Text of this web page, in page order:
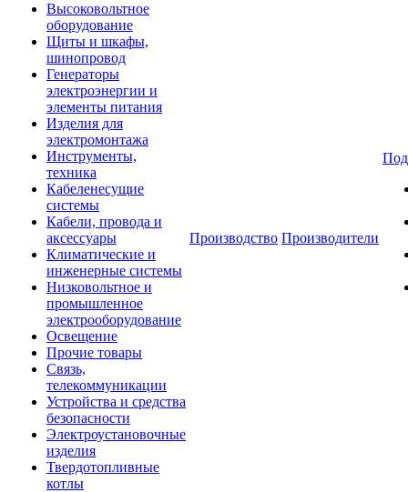
Высоковольтное
оборудование
Щиты и шкафы,
шинопровод
Генераторы
электроэнергии и
элементы питания
Изделия для
электромонтажа
Инструменты,
техника
Кабеленесущие
системы
Кабели, провода и
аксессуары
Климатические и
инженерные системы
Низковольтное и
промышленное
электрооборудование
Освещение
Прочие товары
Связь,
телекоммуникации
Устройства и средства
безопасности
Электроустановочные
изделия
Твердотопливные
котлы
Производство Производители